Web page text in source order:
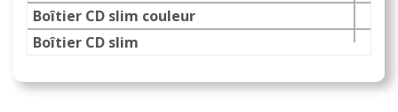
Boîtier CD slim couleur
Boîtier CD slim